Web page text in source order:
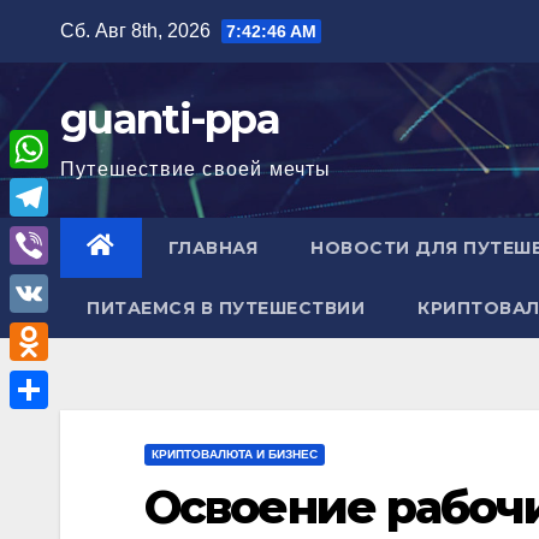
содержимому
Сб. Авг 8th, 2026 7:42:47 AM
guanti-ppa
Путешествие своей мечты
ГЛАВНАЯ НОВОСТИ ДЛЯ
ПИТАЕМСЯ В ПУТЕШЕСТВИИ
КРИПТОВАЛЮТА И БИЗНЕС
Освоение
W
h
a
A
T
e
l
e
g
V
i
b
e
V
K
O